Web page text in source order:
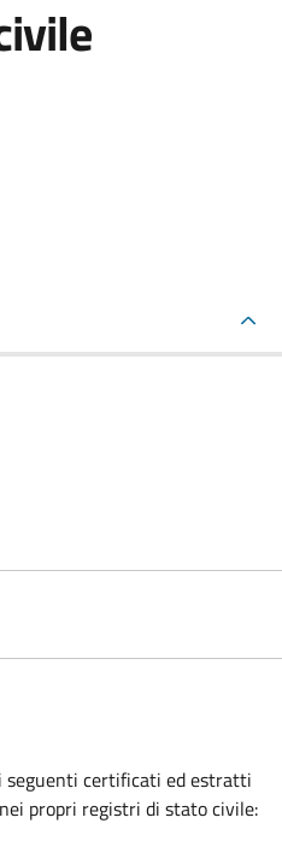
seguenti certificati ed estratti
propri registri di stato civile: